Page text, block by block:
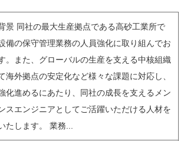
景 同社の最大生産拠点である高砂工業所で
備の保守管理業務の人員強化に取り組んでお
。また、グローバルの生産を支える中核組織
海外拠点の安定化など様々な課題に対応し、
化進めるにあたり、同社の成長を支えるメン
スエンジニアとしてご活躍いただける人材を
たします。 業務...